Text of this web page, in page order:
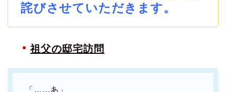
詫びさせていただきます。
祖父の邸宅訪問
「……あ」